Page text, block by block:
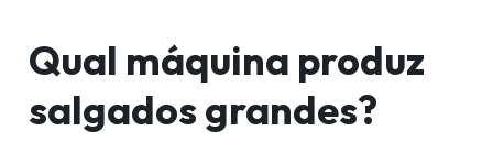
Qual máquina produz
salgados grandes?